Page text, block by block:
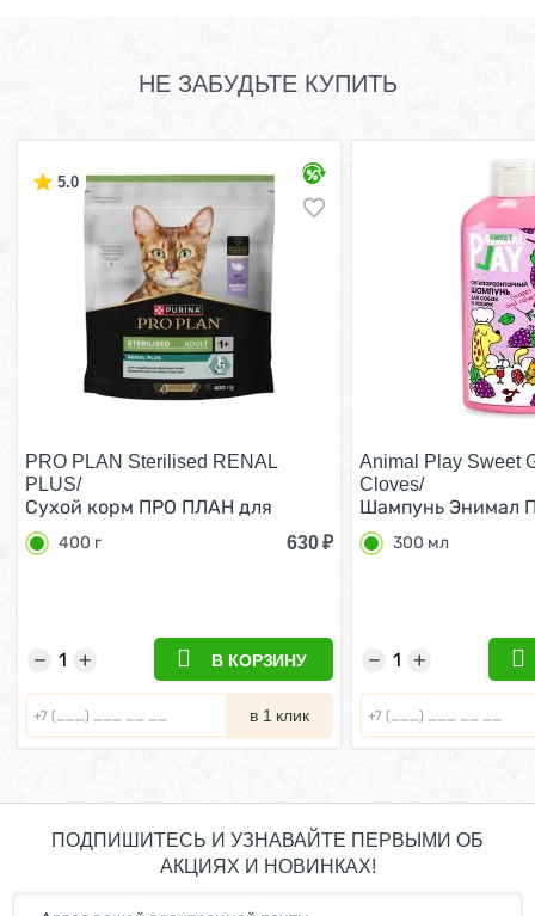
НЕ ЗАБУДЬТЕ КУПИТЬ
5.0
PRO PLAN Sterilised RENAL
PLUS/
Сухой корм ПРО ПЛАН для
взрослых кошек для
поддержания здоровья почек
400 г 630₽
+
− В КОРЗИНУ
в 1 клик
Animal Play Sweet
Cloves/
Шампунь Энимал
и кошек
Виноград и
300 мл
+
−
ПОДПИШИТЕСЬ И УЗНАВАЙТЕ ПЕРВЫМИ ОБ
АКЦИЯХ И НОВИНКАХ!